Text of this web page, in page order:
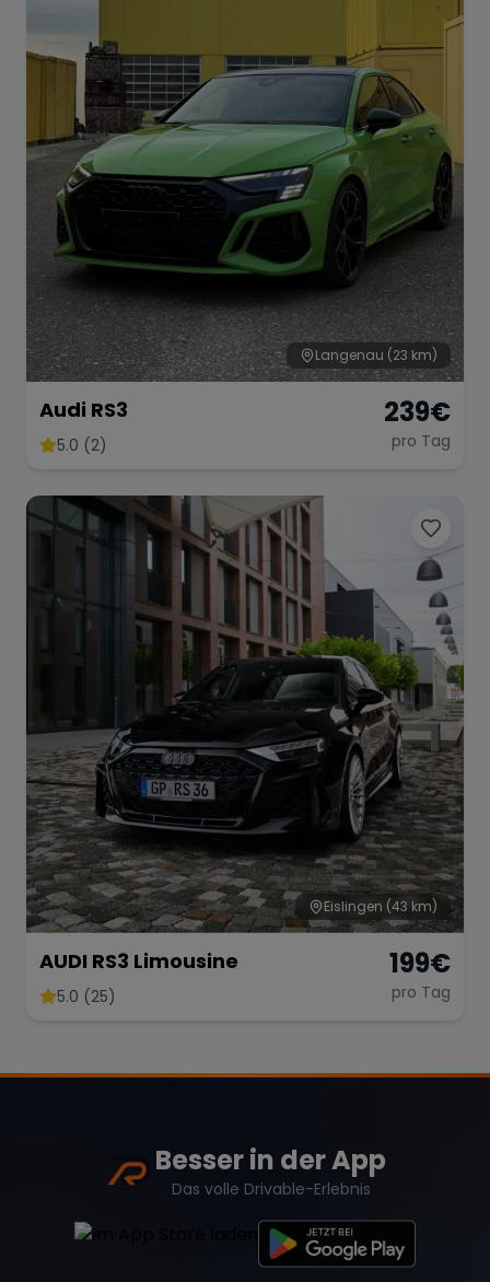
Range Rover
Langenau (23 km)
Audi RS3
5.0 (2)
239€
pro Tag
Eislingen (43 km)
AUDI RS3 Limousine
5.0 (25)
199€
pro Tag
Besser in der App
Das volle Drivable-Erlebnis